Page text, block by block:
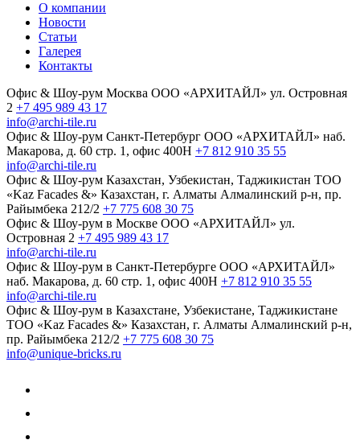
О компании
Новости
Статьи
Галерея
Контакты
Офис & Шоу-рум Москва ООО «АРХИТАЙЛ» ул. Островная
2 +7 495 989 43 17
info@archi-tile.ru
Офис & Шоу-рум Санкт-Петербург ООО «АРХИТАЙЛ» наб.
Макарова, д. 60 стр. 1, офис 400Н +7 812 910 35 55
info@archi-tile.ru
Офис & Шоу-рум Казахстан, Узбекистан, Таджикистан TOO
«Kaz Facades &» Казахстан, г. Алматы Алмалинский р-н, пр.
Райымбека 212/2 +7 775 608 30 75
Офис & Шоу-рум в Москве ООО «АРХИТАЙЛ» ул.
Островная 2 +7 495 989 43 17
info@archi-tile.ru
Офис & Шоу-рум в Санкт-Петербурге ООО «АРХИТАЙЛ»
наб. Макарова, д. 60 стр. 1, офис 400Н +7 812 910 35 55
info@archi-tile.ru
Офис & Шоу-рум в Казахстане, Узбекистане, Таджикистане
TOO «Kaz Facades &» Казахстан, г. Алматы Алмалинский р-н,
пр. Райымбека 212/2 +7 775 608 30 75
info@unique-bricks.ru